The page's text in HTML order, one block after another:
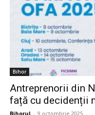
Bihor
Antreprenorii din
față cu decidenții
Bihorul - 9 octombrie 2025